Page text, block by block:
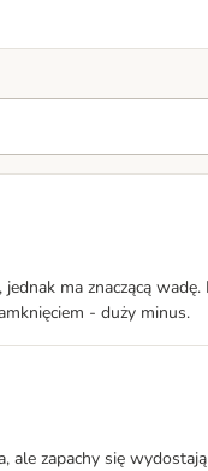
ma znaczącą
- duży minus.
ale zapachy się